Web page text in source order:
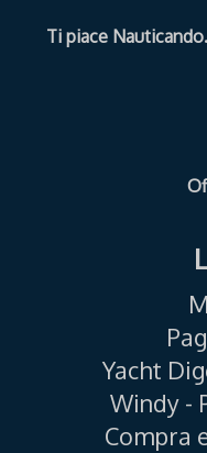
Ti piace
Yacht
Windy -
Compra